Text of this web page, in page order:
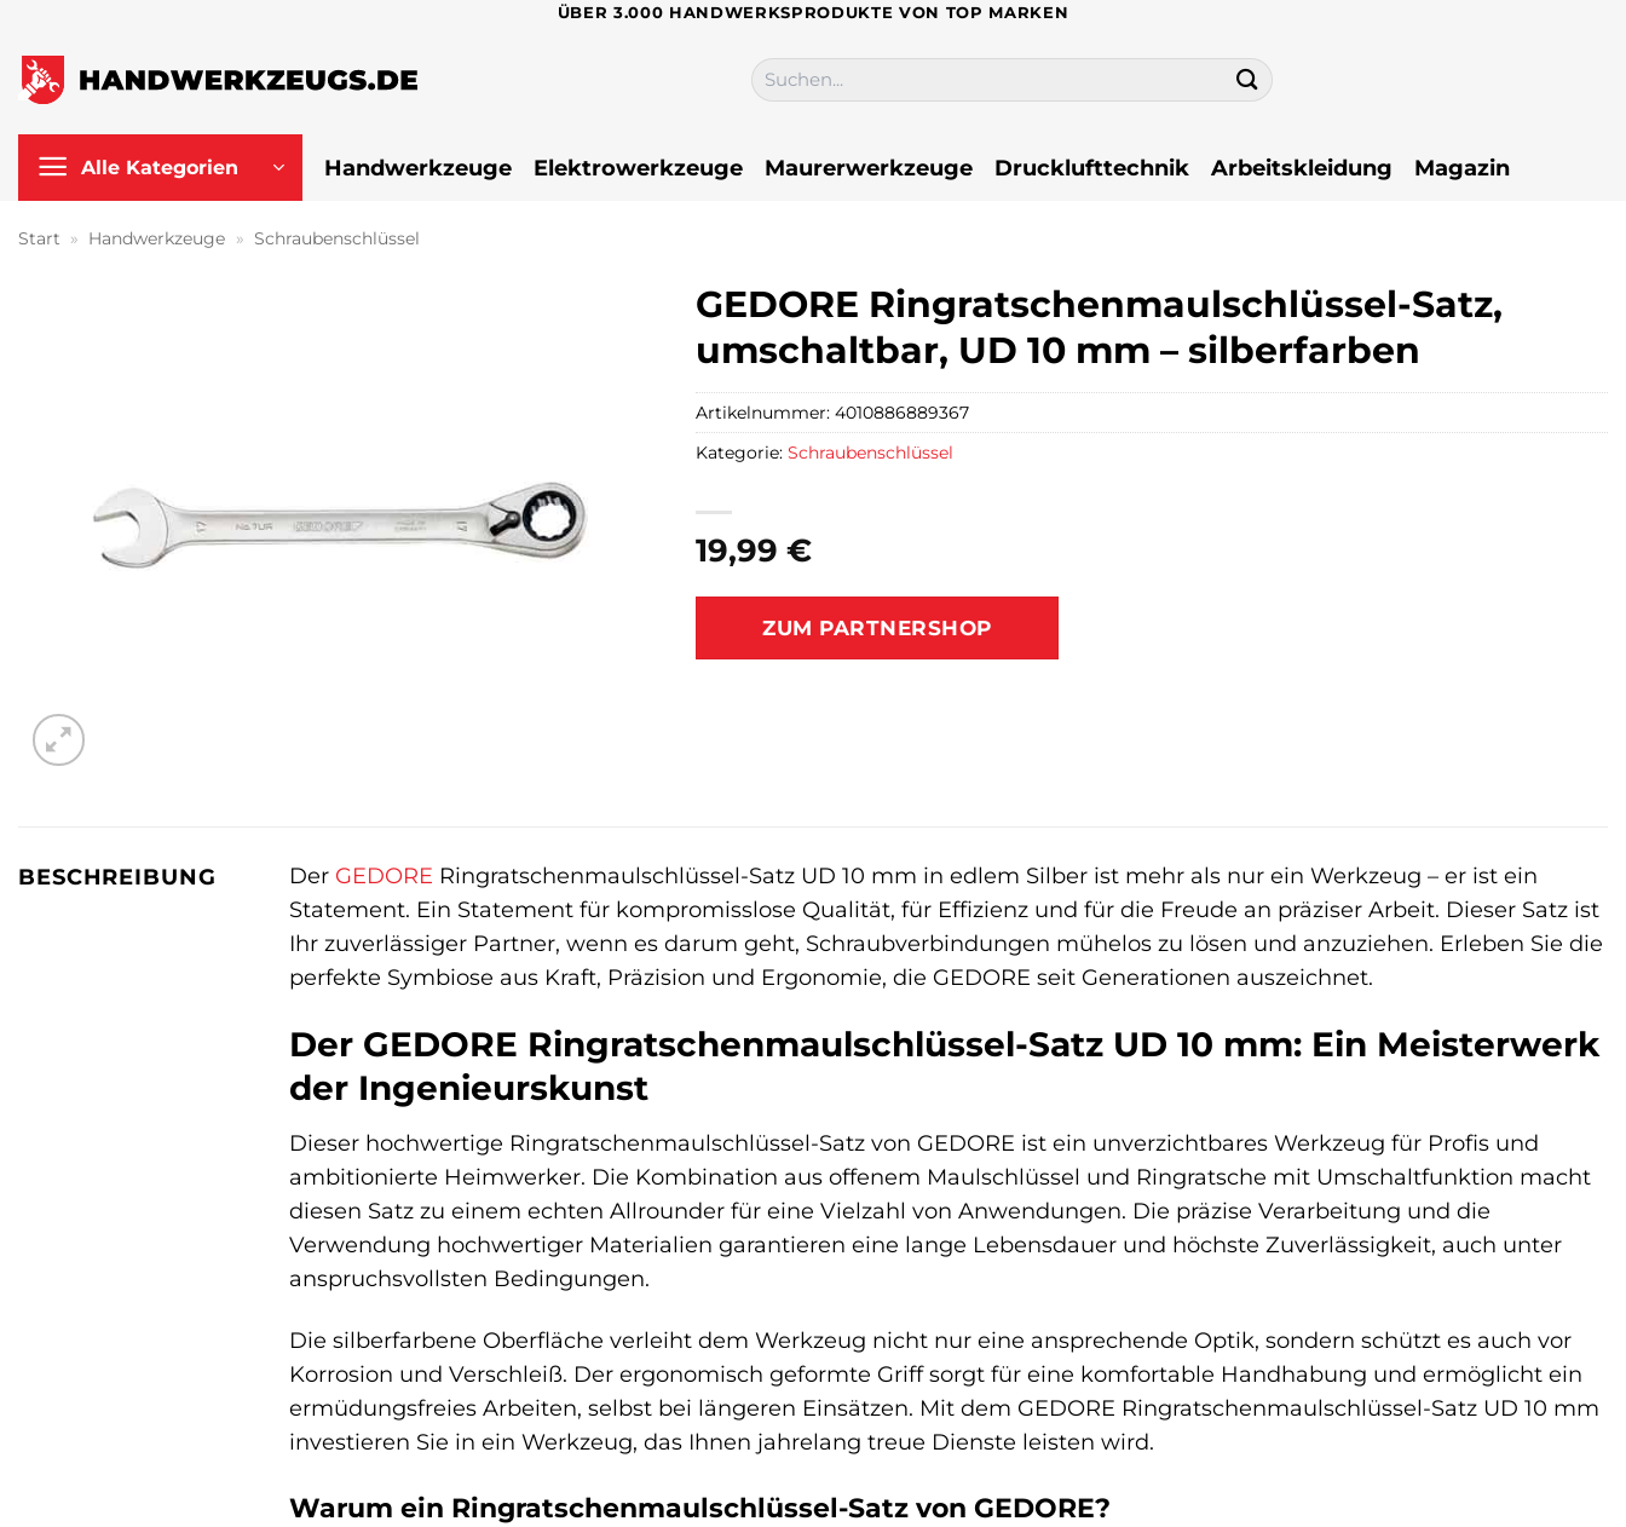
springen
ÜBER 3.000 HANDWERKSPRODUKTE VON TOP MARKEN
Suchen
nach:
Alle Kategorien Handwerkzeuge Elektrowerkzeuge Maurerwerkzeuge Drucklufttechnik Arbeitskleidung Magazin
Start » Handwerkzeuge » Schraubenschlüssel
GEDORE Ringratschenmaulschlüssel-Satz,
umschaltbar, UD 10 mm – silberfarben
19,99 €
ZUM PARTNERSHOP
Artikelnummer: 4010886889367
Kategorie: Schraubenschlüssel
BESCHREIBUNG Der GEDORE Ringratschenmaulschlüssel-Satz UD 10 mm in edlem Silber ist mehr als nur ein Werkzeug – er ist ein
Statement. Ein Statement für kompromisslose Qualität, für Effizienz und für die Freude an präziser Arbeit. Dieser Satz ist
Ihr zuverlässiger Partner, wenn es darum geht, Schraubverbindungen mühelos zu lösen und anzuziehen. Erleben Sie die
perfekte Symbiose aus Kraft, Präzision und Ergonomie, die GEDORE seit Generationen auszeichnet.
Der GEDORE Ringratschenmaulschlüssel-Satz UD 10 mm: Ein Meisterwerk
der Ingenieurskunst
Dieser hochwertige Ringratschenmaulschlüssel-Satz von GEDORE ist ein unverzichtbares Werkzeug für Profis und
ambitionierte Heimwerker. Die Kombination aus offenem Maulschlüssel und Ringratsche mit Umschaltfunktion macht
diesen Satz zu einem echten Allrounder für eine Vielzahl von Anwendungen. Die präzise Verarbeitung und die
Verwendung hochwertiger Materialien garantieren eine lange Lebensdauer und höchste Zuverlässigkeit, auch unter
anspruchsvollsten Bedingungen.
Die silberfarbene Oberfläche verleiht dem Werkzeug nicht nur eine ansprechende Optik, sondern schützt es auch vor
Korrosion und Verschleiß. Der ergonomisch geformte Griff sorgt für eine komfortable Handhabung und ermöglicht ein
ermüdungsfreies Arbeiten, selbst bei längeren Einsätzen. Mit dem GEDORE Ringratschenmaulschlüssel-Satz UD 10 mm
investieren Sie in ein Werkzeug, das Ihnen jahrelang treue Dienste leisten wird.
Warum ein Ringratschenmaulschlüssel-Satz von GEDORE?